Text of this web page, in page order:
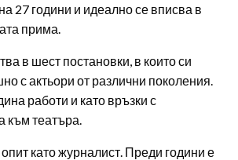
27 години и идеално се вписва в
прима.
в шест постановки, в които си
с актьори от различни поколения.
работи и като връзки с
към театъра.
като журналист. Преди години е